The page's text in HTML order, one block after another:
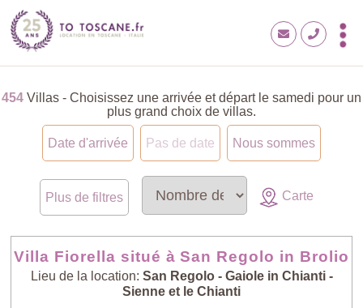
454Villas - Choisissez une arrivée et départ le samedi pour un
plus grand choix de villas.
Date d'arrivée Pas de date Nous sommes
Plus de filtres Carte
Villa Fiorella situé à San Regolo in Brolio
Lieu de la location: San Regolo - Gaiole in Chianti -
Sienne et le Chianti